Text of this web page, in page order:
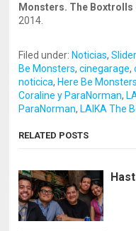
Monsters. The Boxtrolls
2014.
Filed under: Noticias,Slider
Be Monsters,cinegarage,
noticica, Here Be
Coraline y ParaNorman,
ParaNorman, LAIKA The
RELATED POSTS